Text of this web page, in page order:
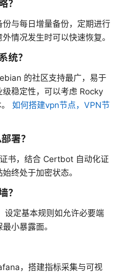
？
与每日增量备份，定期进行
情况发生时可以快速恢复。
统？
的社区支持最广，易于
稳定性，可以考虑 Rocky
如何搭建vpn节点，VPN节
署？
书，结合 Certbot 自动化证
终处于加密状态。
？
定基本规则如允许必要端
小暴露面。
，搭建指标采集与可视